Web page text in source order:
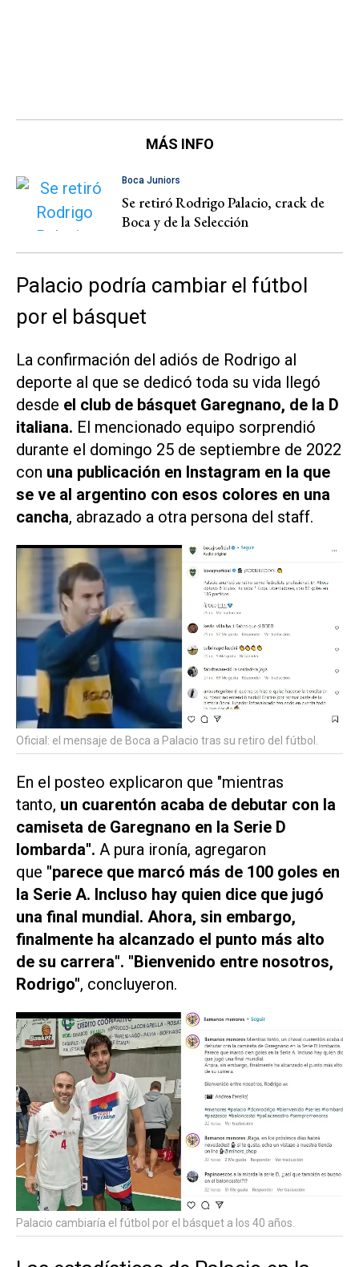
MÁS INFO
Boca Juniors
Se retiró Rodrigo Palacio, crack de
Boca y de la Selección
Palacio podría cambiar el fútbol
por el básquet
La confirmación del adiós de Rodrigo al
deporte al que se dedicó toda su vida llegó
desde el club de básquet Garegnano, de la D
italiana. El mencionado equipo sorprendió
durante el domingo 25 de septiembre de 2022
con una publicación en Instagram en la que
se ve al argentino con esos colores en una
cancha, abrazado a otra persona del staff.
Oficial: el mensaje de Boca a Palacio tras su retiro del fútbol.
En el posteo explicaron que "mientras
tanto, un cuarentón acaba de debutar con la
camiseta de Garegnano en la Serie D
lombarda". A pura ironía, agregaron
que "parece que marcó más de 100 goles en
la Serie A. Incluso hay quien dice que jugó
una final mundial. Ahora, sin embargo,
finalmente ha alcanzado el punto más alto
de su carrera". "Bienvenido entre nosotros,
Rodrigo", concluyeron.
Palacio cambiaría el fútbol por el básquet a los 40 años.